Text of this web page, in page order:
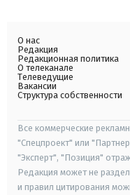
О нас
Редакция
Редакционная политика
О телеканале
Телеведущие
Вакансии
Структура собственности
Все коммерческие
"Спецпроект" или
"Эксперт", "Позиция"
Редакция может не
и правил цитирования